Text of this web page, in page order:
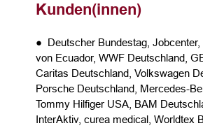
Kunden(innen)
● Deutscher Bundestag, Jobcenter,
von Ecuador, WWF Deutschland,
Caritas Deutschland, Volkswagen
Porsche Deutschland, Mercedes-
Tommy Hilfiger USA, BAM
InterAktiv, curea medical, Worldtex